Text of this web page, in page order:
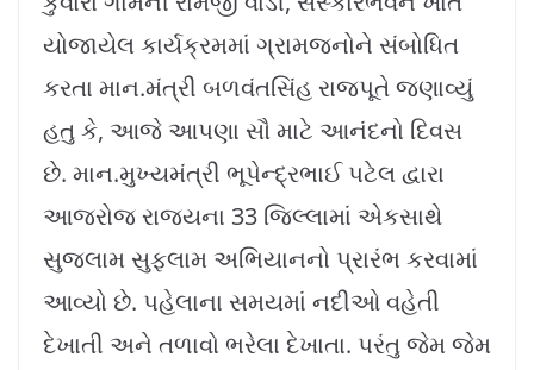
યોજાયેલ કાર્યક્રમમાં ગ્રામજનોને સંબોધિત
કરતા માન.મંત્રી બળવંતસિંહ રાજપૂતે જણાવ્યું
હતુ કે, આજે આપણા સૌ માટે આનંદનો દિવસ
છે. માન.મુખ્યમંત્રી ભૂપેન્દ્રભાઈ પટેલ દ્વારા
આજરોજ રાજ્યના 33 જિલ્લામાં એકસાથે
સુજલામ સુફલામ અભિયાનનો પ્રારંભ કરવામાં
આવ્યો છે. પહેલાના સમયમાં નદીઓ વહેતી
દેખાતી અને તળાવો ભરેલા દેખાતા. પરંતુ જેમ જેમ